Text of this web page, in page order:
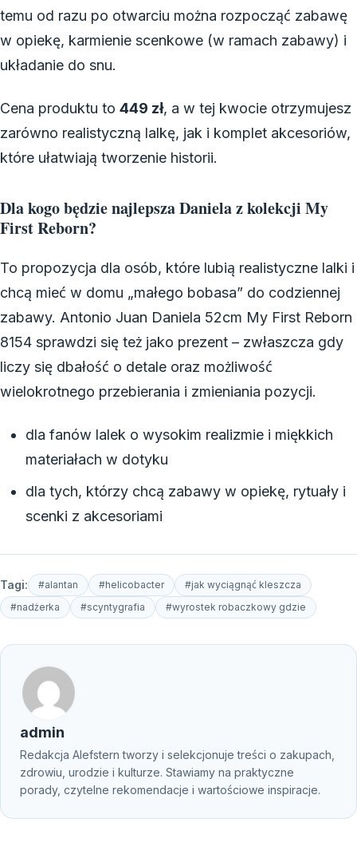
temu od razu po otwarciu można rozpocząć zabawę
w opiekę, karmienie scenkowe (w ramach zabawy) i
układanie do snu.
Cena produktu to 449 zł, a w tej kwocie otrzymujesz
zarówno realistyczną lalkę, jak i komplet akcesoriów,
które ułatwiają tworzenie historii.
Dla kogo będzie najlepsza Daniela z kolekcji My
First Reborn?
To propozycja dla osób, które lubią realistyczne lalki i
chcą mieć w domu „małego bobasa” do codziennej
zabawy. Antonio Juan Daniela 52cm My First Reborn
8154 sprawdzi się też jako prezent – zwłaszcza gdy
liczy się dbałość o detale oraz możliwość
wielokrotnego przebierania i zmieniania pozycji.
dla fanów lalek o wysokim realizmie i miękkich
materiałach w dotyku
dla tych, którzy chcą zabawy w opiekę, rytuały i
scenki z akcesoriami
Tagi: #alantan #helicobacter
#jak wyciągnąć kleszcza
#nadżerka
#scyntygrafia #wyrostek robaczkowy gdzie
admin
Redakcja Alefstern tworzy i selekcjonuje treści o zakupach,
zdrowiu, urodzie i kulturze. Stawiamy na praktyczne
porady, czytelne rekomendacje i wartościowe inspiracje.